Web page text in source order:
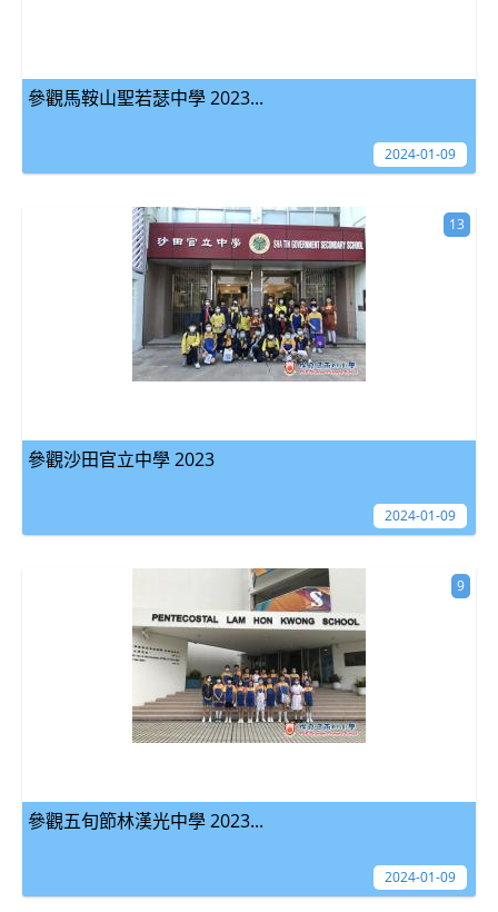
參觀馬鞍山聖若瑟中學 2023...
2024-01-09
參觀沙田官立中學 2023
13
2024-01-09
參觀五旬節林漢光中學 2023...
9
2024-01-09